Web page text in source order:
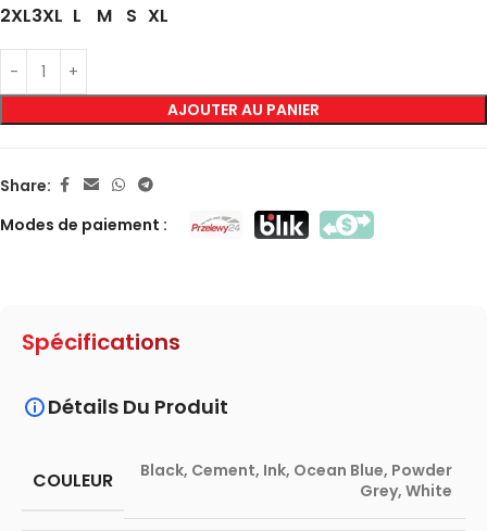
2XL3XL L M S XL
AJOUTER AU PANIER
Share:
Modes de paiement :
Spécifications
Détails Du Produit
COULEUR Black, Cement, Ink, Ocean Blue, Powder
Grey, White